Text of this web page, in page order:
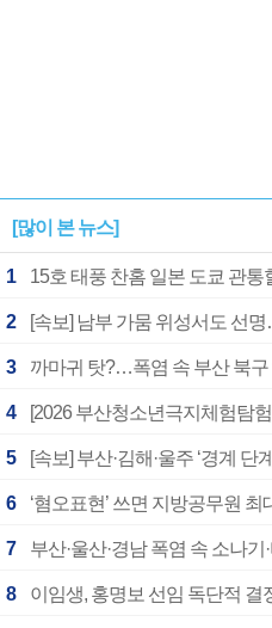
[많이 본 뉴스]
1 15호 태풍 찬홈 일본 도쿄 관
2 [속보] 남부 가뭄 위성서도 선
3 까마귀 탓?…폭염 속 부산 북구
4
5 [속보] 부산·김해·울주 ‘경계
6 ‘혐오표현’ 쓰면 지방공무원 최
7 부산·울산·경남 폭염 속 소나
8 이임생, 홍명보 선임 독단적